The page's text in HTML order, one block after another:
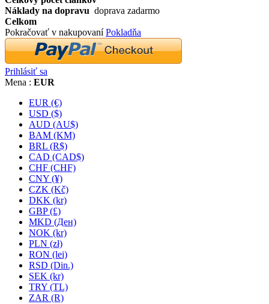
Náklady na dopravu doprava zadarmo
Celkom
Pokračovať v nakupovaníPokladňa
Prihlásiť sa
Mena : EUR
EUR (€)
USD ($)
AUD (AU$)
BAM (KM)
BRL (R$)
CAD (CAD$)
CHF (CHF)
CNY (¥)
CZK (Kč)
DKK (kr)
GBP (£)
MKD (Ден)
NOK (kr)
PLN (zł)
RON (lei)
RSD (Din.)
SEK (kr)
TRY (TL)
ZAR (R)